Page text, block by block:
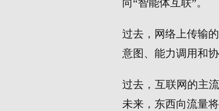
向“智能体互联”。
过去，网络上传输
意图、能力调用和
过去，互联网的主
未来，东西向流量